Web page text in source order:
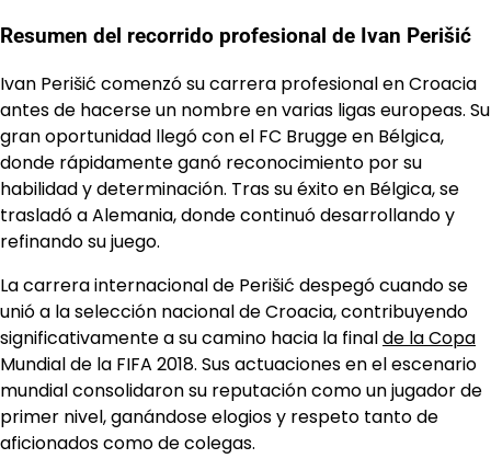
Resumen del recorrido profesional de Ivan Perišić
Ivan Perišić comenzó su carrera profesional en Croacia
antes de hacerse un nombre en varias ligas europeas. Su
gran oportunidad llegó con el FC Brugge en Bélgica,
donde rápidamente ganó reconocimiento por su
habilidad y determinación. Tras su éxito en Bélgica, se
trasladó a Alemania, donde continuó desarrollando y
refinando su juego.
La carrera internacional de Perišić despegó cuando se
unió a la selección nacional de Croacia, contribuyendo
significativamente a su camino hacia la finalde la Copa
Mundial de la FIFA 2018. Sus actuaciones en el escenario
mundial consolidaron su reputación como un jugador de
primer nivel, ganándose elogios y respeto tanto de
aficionados como de colegas.